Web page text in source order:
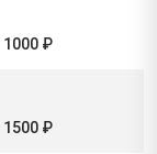
1000 ₽
1500 ₽